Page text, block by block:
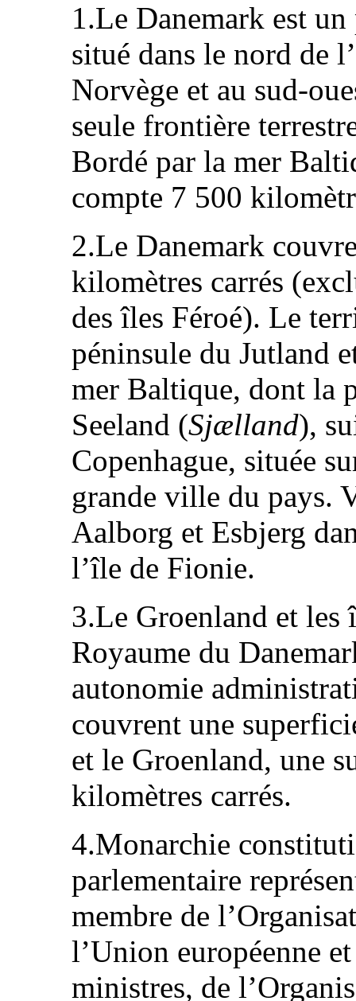
1.Le Danemark est
situé dans le nord de
Norvège et au sud-
seule frontière
Bordé par la mer
compte 7 500
2.Le Danemark
kilomètres carrés
des îles Féroé). Le
péninsule du Jutland
mer Baltique, dont la
Seeland (Sjælland),
Copenhague, située
grande ville du pays.
Aalborg et Esbjerg
l’île de Fionie.
3.Le Groenland et les
Royaume du
autonomie
couvrent une
et le Groenland, une
kilomètres carrés.
4.Monarchie
parlementaire
membre de
l’Union européenne
ministres, de